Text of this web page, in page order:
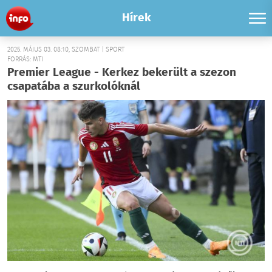
Hírek
2025. MÁJUS 03. 08:10, SZOMBAT | SPORT
FORRÁS: MTI
Premier League - Kerkez bekerült a szezon
csapatába a szurkolóknál